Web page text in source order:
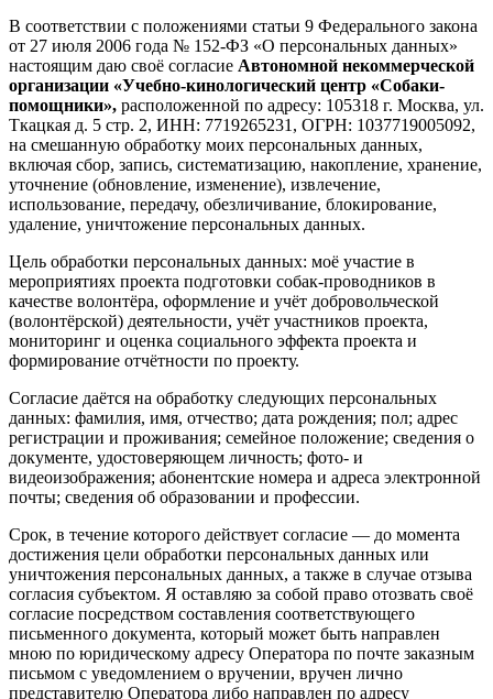
В соответствии с положениями статьи 9 Федерального закона
от 27 июля 2006 года № 152-ФЗ «О персональных данных»
настоящим даю своё согласие Автономной некоммерческой
организации «Учебно-кинологический центр «Собаки-
помощники», расположенной по адресу: 105318 г. Москва, ул.
Ткацкая д. 5 стр. 2, ИНН: 7719265231, ОГРН: 1037719005092,
на смешанную обработку моих персональных данных,
включая сбор, запись, систематизацию, накопление, хранение,
уточнение (обновление, изменение), извлечение,
использование, передачу, обезличивание, блокирование,
удаление, уничтожение персональных данных.
Цель обработки персональных данных: моё участие в
мероприятиях проекта подготовки собак-проводников в
качестве волонтёра, оформление и учёт добровольческой
(волонтёрской) деятельности, учёт участников проекта,
мониторинг и оценка социального эффекта проекта и
формирование отчётности по проекту.
Согласие даётся на обработку следующих персональных
данных: фамилия, имя, отчество; дата рождения; пол; адрес
регистрации и проживания; семейное положение; сведения о
документе, удостоверяющем личность; фото- и
видеоизображения; абонентские номера и адреса электронной
почты; сведения об образовании и профессии.
Срок, в течение которого действует согласие — до момента
достижения цели обработки персональных данных или
уничтожения персональных данных, а также в случае отзыва
согласия субъектом. Я оставляю за собой право отозвать своё
согласие посредством составления соответствующего
письменного документа, который может быть направлен
мною по юридическому адресу Оператора по почте заказным
письмом с уведомлением о вручении, вручен лично
представителю Оператора либо направлен по адресу